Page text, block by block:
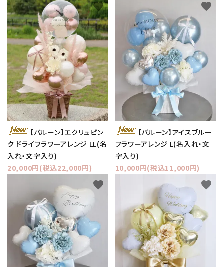
【バルーン】エクリュピン
ク ドライフラワーアレンジ LL(名
入れ・文字入り)
20,000円(税込22,000円)
favorite
【バルーン】アイスブルー
フラワーアレンジ L(名入れ・文
字入り)
10,000円(税込11,000円)
favorite
favorite favorite